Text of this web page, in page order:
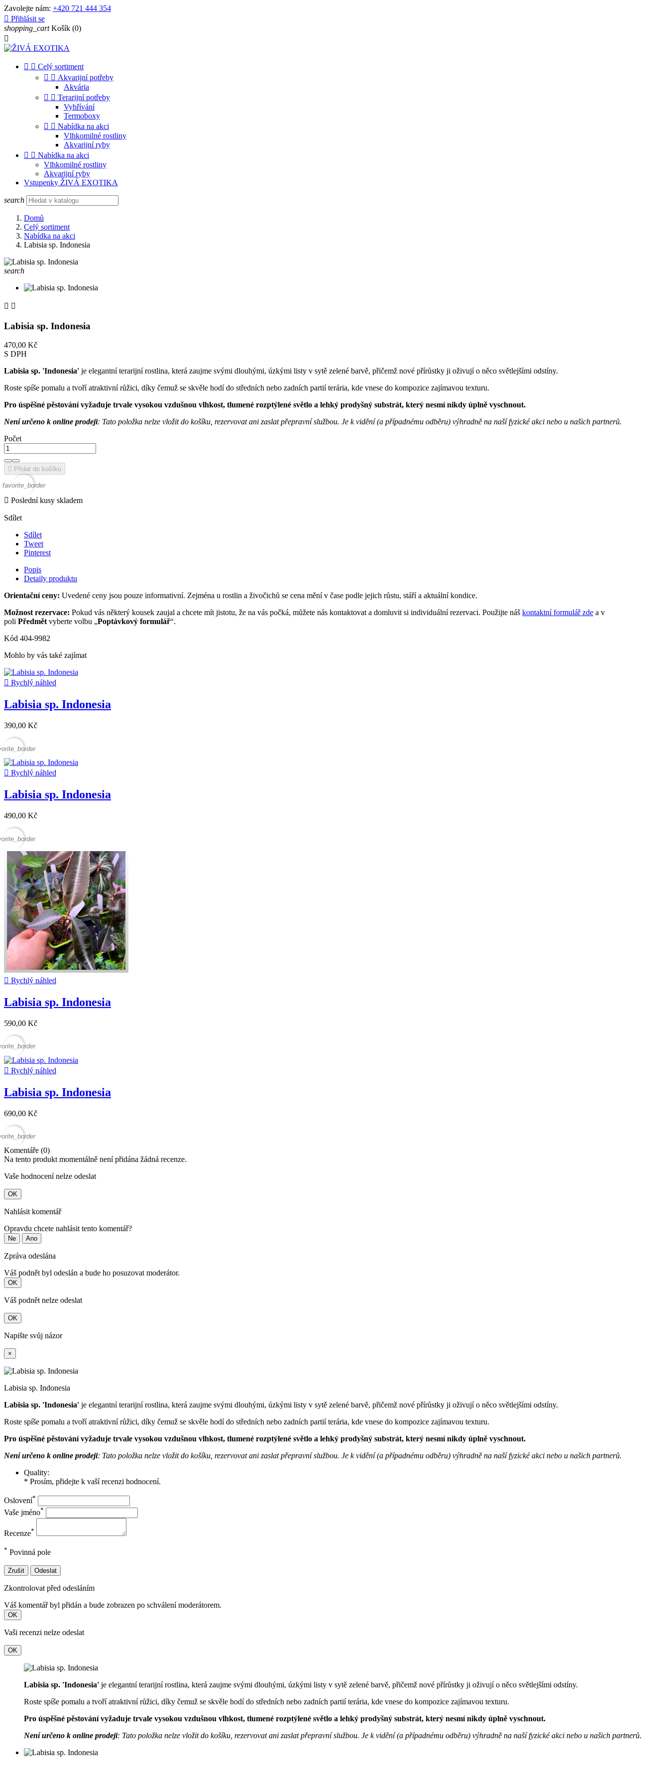
Zavolejte nám: +420 721 444 354
 Přihlásit se
shopping_cart Košík (0)

  Celý sortiment
  Akvarijní potřeby
Akvária
  Terarijní potřeby
Vyhřívání
Termoboxy
  Nabídka na akci
Vlhkomilné rostliny
Akvarijní ryby
  Nabídka na akci
Vlhkomilné rostliny
Akvarijní ryby
Vstupenky ŽIVÁ EXOTIKA
search
Domů
Celý sortiment
Nabídka na akci
Labisia sp. Indonesia
search
 
Labisia sp. Indonesia
470,00 Kč
S DPH
Labisia sp. 'Indonesia' je elegantní terarijní rostlina, která zaujme svými dlouhými, úzkými listy v sytě zelené barvě, přičemž nové přírůstky ji oživují o něco světlejšími odstíny.
Roste spíše pomalu a tvoří atraktivní růžici, díky čemuž se skvěle hodí do středních nebo zadních partií terária, kde vnese do kompozice zajímavou texturu.
Pro úspěšné pěstování vyžaduje trvale vysokou vzdušnou vlhkost, tlumené rozptýlené světlo a lehký prodyšný substrát, který nesmí nikdy úplně vyschnout.
Není určeno k online prodeji: Tato položka nelze vložit do košíku, rezervovat ani zaslat přepravní službou. Je k vidění (a případnému odběru) výhradně na naší fyzické akci nebo u našich partnerů.
Počet
 Přidat do košíku
favorite_border
 Poslední kusy skladem
Sdílet
Sdílet
Tweet
Pinterest
Popis
Detaily produktu
Orientační ceny: Uvedené ceny jsou pouze informativní. Zejména u rostlin a živočichů se cena mění v čase podle jejich růstu, stáří a aktuální kondice.
Možnost rezervace: Pokud vás některý kousek zaujal a chcete mít jistotu, že na vás počká, můžete nás kontaktovat a domluvit si individuální rezervaci. Použijte náš kontaktní formulář zde a v
poli Předmětvyberte volbu „Poptávkový formulář“.
Kód 404-9982
Mohlo by vás také zajímat
 Rychlý náhled
Labisia sp. Indonesia
390,00 Kč
 Rychlý náhled
Labisia sp. Indonesia
490,00 Kč
 Rychlý náhled
Labisia sp. Indonesia
590,00 Kč
 Rychlý náhled
Labisia sp. Indonesia
690,00 Kč
Komentáře (0)
Na tento produkt momentálně není přidána žádná recenze.
Vaše hodnocení nelze odeslat
OK
Nahlásit komentář
Opravdu chcete nahlásit tento komentář?
Ne Ano
Zpráva odeslána
Váš podnět byl odeslán a bude ho posuzovat moderátor.
OK
Váš podnět nelze odeslat
OK
Napište svůj názor
×
Labisia sp. Indonesia
Labisia sp. 'Indonesia' je elegantní terarijní rostlina, která zaujme svými dlouhými, úzkými listy v sytě zelené barvě, přičemž nové přírůstky ji oživují o něco světlejšími odstíny.
Roste spíše pomalu a tvoří atraktivní růžici, díky čemuž se skvěle hodí do středních nebo zadních partií terária, kde vnese do kompozice zajímavou texturu.
Pro úspěšné pěstování vyžaduje trvale vysokou vzdušnou vlhkost, tlumené rozptýlené světlo a lehký prodyšný substrát, který nesmí nikdy úplně vyschnout.
Není určeno k online prodeji: Tato položka nelze vložit do košíku, rezervovat ani zaslat přepravní službou. Je k vidění (a případnému odběru) výhradně na naší fyzické akci nebo u našich partnerů.
Quality:
* Prosím, přidejte k vaší recenzi hodnocení.
Oslovení*
Vaše jméno*
Recenze*
* Povinná pole
Zrušit Odeslat
Zkontrolovat před odesláním
Váš komentář byl přidán a bude zobrazen po schválení moderátorem.
OK
Vaši recenzi nelze odeslat
OK
Labisia sp. 'Indonesia' je elegantní terarijní rostlina, která zaujme svými dlouhými, úzkými listy v sytě zelené barvě, přičemž nové přírůstky ji oživují o něco světlejšími odstíny.
Roste spíše pomalu a tvoří atraktivní růžici, díky čemuž se skvěle hodí do středních nebo zadních partií terária, kde vnese do kompozice zajímavou texturu.
Pro úspěšné pěstování vyžaduje trvale vysokou vzdušnou vlhkost, tlumené rozptýlené světlo a lehký prodyšný substrát, který nesmí nikdy úplně vyschnout.
Není určeno k online prodeji: Tato položka nelze vložit do košíku, rezervovat ani zaslat přepravní službou. Je k vidění (a případnému odběru) výhradně na naší fyzické akci nebo u našich partnerů.